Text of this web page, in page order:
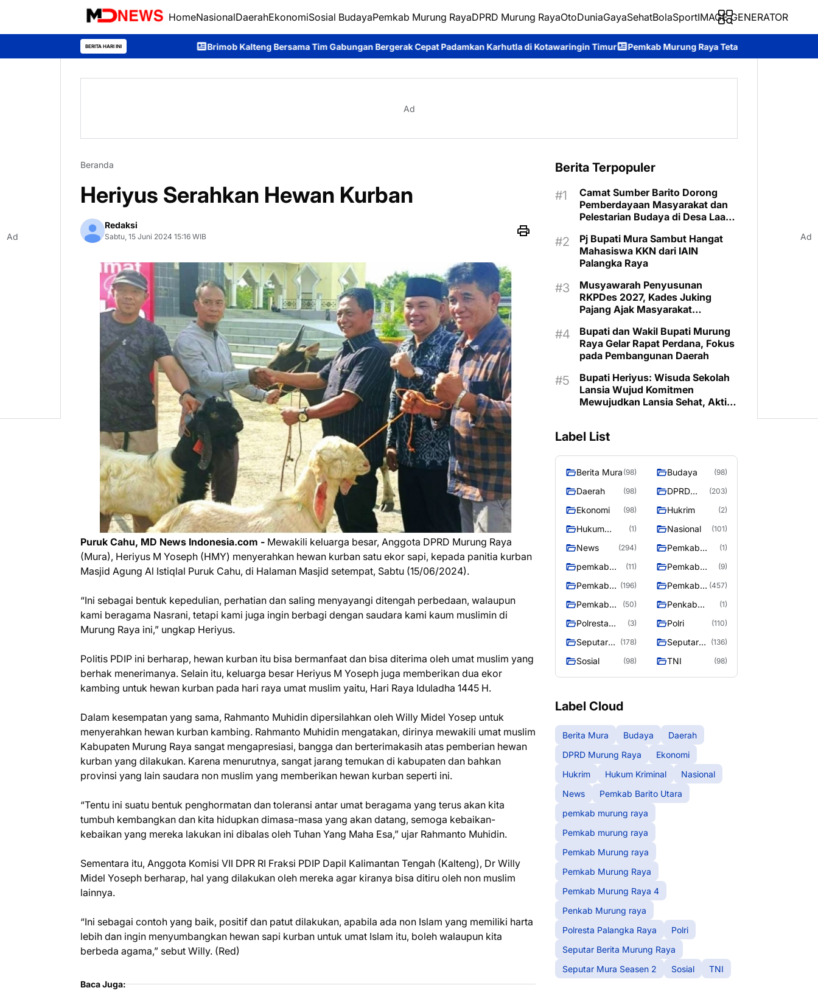
HomeNasionalDaerahEkonomiSosial BudayaPemkab Murung RayaDPRD Murung RayaOtoDuniaGayaSehatBolaSportIMAGE GENERATOR
BERITA HARI INIBrimob Kalteng Bersama Tim Gabungan Bergerak Cepat Padamkan Karhutla di Kotawaringin Timur Pemkab Murung Raya Tetapkan Status Siaga Darurat Karhutla,
Ad
Beranda
Heriyus Serahkan Hewan Kurban
Redaksi
Sabtu, 15 Juni 2024 15:16 WIB
Puruk Cahu, MD News Indonesia.com - Mewakili keluarga besar, Anggota DPRD Murung Raya
(Mura), Heriyus M Yoseph (HMY) menyerahkan hewan kurban satu ekor sapi, kepada panitia kurban
Masjid Agung Al Istiqlal Puruk Cahu, di Halaman Masjid setempat, Sabtu (15/06/2024).
“Ini sebagai bentuk kepedulian, perhatian dan saling menyayangi ditengah perbedaan, walaupun
kami beragama Nasrani, tetapi kami juga ingin berbagi dengan saudara kami kaum muslimin di
Murung Raya ini,” ungkap Heriyus.
Politis PDIP ini berharap, hewan kurban itu bisa bermanfaat dan bisa diterima oleh umat muslim yang
berhak menerimanya. Selain itu, keluarga besar Heriyus M Yoseph juga memberikan dua ekor
kambing untuk hewan kurban pada hari raya umat muslim yaitu, Hari Raya Iduladha 1445 H.
Dalam kesempatan yang sama, Rahmanto Muhidin dipersilahkan oleh Willy Midel Yosep untuk
menyerahkan hewan kurban kambing. Rahmanto Muhidin mengatakan, dirinya mewakili umat muslim
Kabupaten Murung Raya sangat mengapresiasi, bangga dan berterimakasih atas pemberian hewan
kurban yang dilakukan. Karena menurutnya, sangat jarang temukan di kabupaten dan bahkan
provinsi yang lain saudara non muslim yang memberikan hewan kurban seperti ini.
“Tentu ini suatu bentuk penghormatan dan toleransi antar umat beragama yang terus akan kita
tumbuh kembangkan dan kita hidupkan dimasa-masa yang akan datang, semoga kebaikan-
kebaikan yang mereka lakukan ini dibalas oleh Tuhan Yang Maha Esa,” ujar Rahmanto Muhidin.
Sementara itu, Anggota Komisi VII DPR RI Fraksi PDIP Dapil Kalimantan Tengah (Kalteng), Dr Willy
Midel Yoseph berharap, hal yang dilakukan oleh mereka agar kiranya bisa ditiru oleh non muslim
lainnya.
“Ini sebagai contoh yang baik, positif dan patut dilakukan, apabila ada non Islam yang memiliki harta
lebih dan ingin menyumbangkan hewan sapi kurban untuk umat Islam itu, boleh walaupun kita
berbeda agama,” sebut Willy. (Red)
Baca Juga:
Berita Terpopuler
Camat Sumber Barito Dorong
Pemberdayaan Masyarakat dan
Pelestarian Budaya di Desa Laas
Pj Bupati Mura Sambut Hangat
Mahasiswa KKN dari IAIN
Palangka Raya
Musyawarah Penyusunan
RKPDes 2027, Kades Juking
Pajang Ajak Masyarakat
Kebutuhan
Bupati dan Wakil Bupati Murung
Raya Gelar Rapat Perdana, Fokus
pada Pembangunan Daerah
Bupati Heriyus: Wisuda Sekolah
Lansia Wujud Komitmen
Mewujudkan Lansia Sehat, Aktif,
Label List
Berita Mura (98) Budaya (98)
Daerah (98)
DPRD
Raya
(203)
Ekonomi (98) Hukrim (2)
Hukum
(1) Nasional (101)
News (294)
Pemkab
(1)
pemkab
raya
(11)
Pemkab
murung raya
(9)
Pemkab
raya
(196)
Pemkab
Raya
(457)
Pemkab
Raya 4
(50)
Penkab
Murung raya
(1)
Polresta
Raya
(3) Polri (110)
Seputar
Murung
Raya
(178)
Seputar
Seasen 2
(136)
Sosial (98) TNI (98)
Label Cloud
Berita Mura Budaya
Daerah
DPRD Murung Raya
Ekonomi
Hukrim
Hukum Kriminal
Nasional
News
Pemkab Barito Utara
pemkab murung raya
Pemkab murung raya
Pemkab Murung raya
Pemkab Murung Raya
Pemkab Murung Raya 4
Penkab Murung raya
Polresta Palangka Raya
Polri
Seputar Berita Murung Raya
Seputar Mura Seasen 2
Sosial TNI
Ad Ad